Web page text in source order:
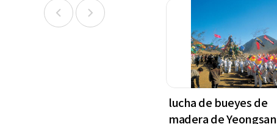
lucha de bueyes de
madera de Yeongsan